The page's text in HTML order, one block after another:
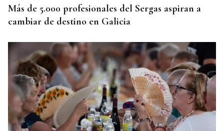
Más de 5.000 profesionales del Sergas aspiran a
cambiar de destino en Galicia